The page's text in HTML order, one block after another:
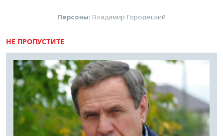
Персоны: Владимир Городецкий
НЕ ПРОПУСТИТЕ